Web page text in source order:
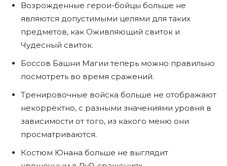
Возрожденные герои-бойцы больше не
являются допустимыми целями для таких
предметов, как Оживляющий свиток и
Чудесный свиток.
Боссов Башни Магии теперь можно правильно
посмотреть во время сражений.
Тренировочные войска больше не отображают
некорректно, с разными значениями уровня в
зависимости от того, из какого меню они
просматриваются.
Костюм Юнана больше не выглядит